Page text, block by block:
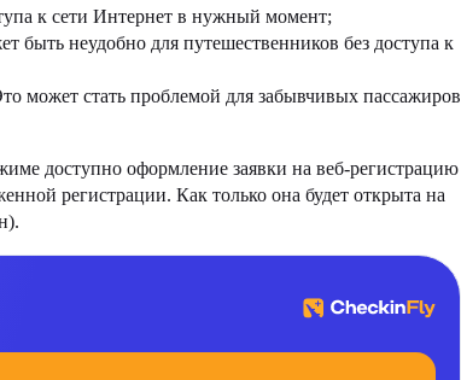
к сети Интернет в нужный момент;
быть неудобно для путешественников без доступа к
может стать проблемой для забывчивых пассажиров
доступно оформление заявки на веб-регистрацию
регистрации. Как только она будет открыта на